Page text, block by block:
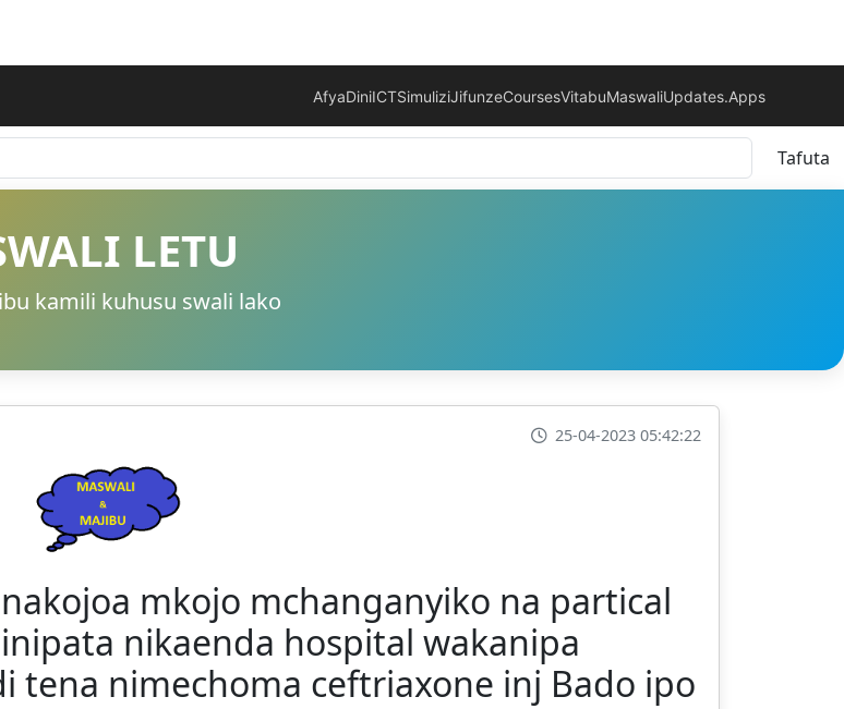
AfyaDiniICTSimuliziJifunzeCoursesVitabuMaswaliUpdates.Apps
Tafuta
LETU
kamili kuhusu swali lako
25-04-2023 05:42:22
mkojo mchanganyiko na partical
nikaenda hospital wakanipa
tena nimechoma ceftriaxone inj Bado ipo